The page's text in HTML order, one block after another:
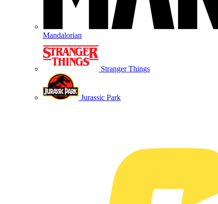
Mandalorian
Stranger Things
Jurassic Park